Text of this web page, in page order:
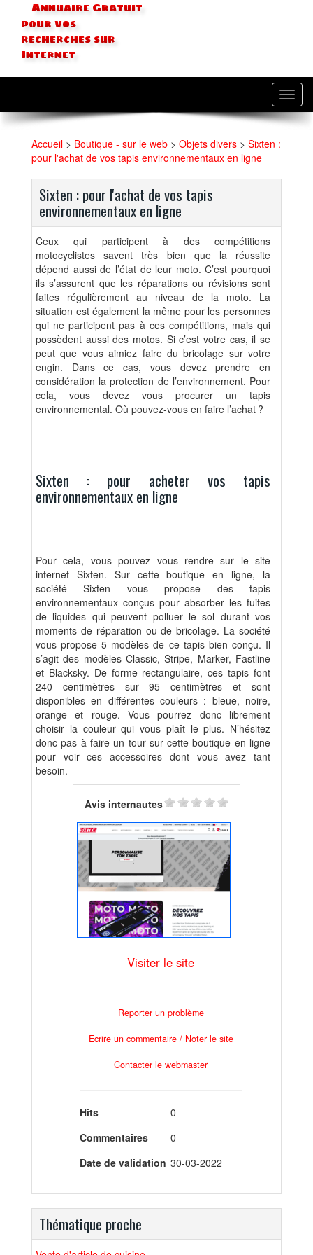
Annuaire Gratuit
pour vos
recherches sur
Internet
Accueil > Boutique - sur le web > Objets divers > Sixten :
pour l'achat de vos tapis environnementaux en ligne
Sixten : pour l'achat de vos tapis
environnementaux en ligne
Ceux qui participent à des compétitions
motocyclistes savent très bien que la réussite
dépend aussi de l’état de leur moto. C’est pourquoi
ils s’assurent que les réparations ou révisions sont
faites régulièrement au niveau de la moto. La
situation est également la même pour les personnes
qui ne participent pas à ces compétitions, mais qui
possèdent aussi des motos. Si c’est votre cas, il se
peut que vous aimiez faire du bricolage sur votre
engin. Dans ce cas, vous devez prendre en
considération la protection de l’environnement. Pour
cela, vous devez vous procurer un tapis
environnemental. Où pouvez-vous en faire l’achat ?
Sixten : pour acheter vos tapis
environnementaux en ligne
Pour cela, vous pouvez vous rendre sur le site
internet Sixten. Sur cette boutique en ligne, la
société Sixten vous propose des tapis
environnementaux conçus pour absorber les fuites
de liquides qui peuvent polluer le sol durant vos
moments de réparation ou de bricolage. La société
vous propose 5 modèles de ce tapis bien conçu. Il
s’agit des modèles Classic, Stripe, Marker, Fastline
et Blacksky. De forme rectangulaire, ces tapis font
240 centimètres sur 95 centimètres et sont
disponibles en différentes couleurs : bleue, noire,
orange et rouge. Vous pourrez donc librement
choisir la couleur qui vous plaît le plus. N’hésitez
donc pas à faire un tour sur cette boutique en ligne
pour voir ces accessoires dont vous avez tant
besoin.
Avis internautes
Visiter le site
Reporter un problème
Ecrire un commentaire / Noter le site
Contacter le webmaster
Hits
0
Commentaires
0
Date de validation 30-03-2022
Thématique proche